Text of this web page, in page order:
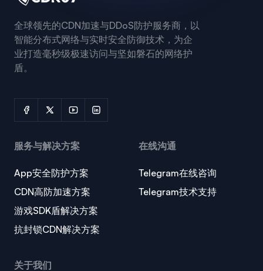
全球领先的CDN加速与DDoS防护服务商，以
智能分布式网络与实时安全防御技术，为企
业打造毫秒级极速访问与坚如磐石的网络护
盾。
服务与解决方案
App安全防护方案
CDN高防加速方案
游戏SDK盾解决方案
抗封锁CDN解决方案
在线沟通
Telegram在线咨询
Telegram技术支持
关于我们